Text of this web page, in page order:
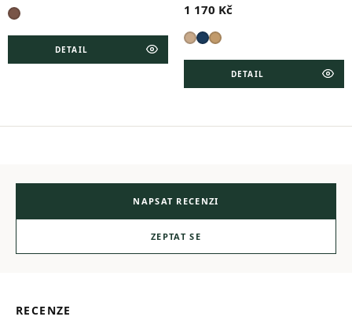
DETAIL
1 170 Kč
DETAIL
NAPSAT RECENZI
ZEPTAT SE
RECENZE